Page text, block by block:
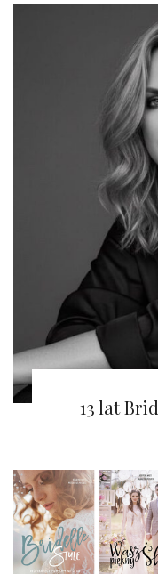
Bridelle
13 lat